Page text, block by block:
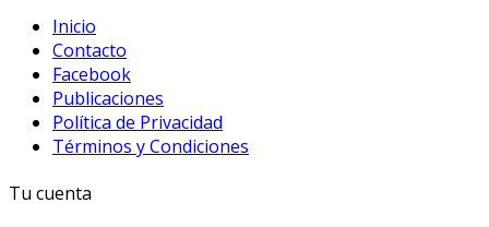
Inicio
Contacto
Facebook
Publicaciones
Política de Privacidad
Términos y Condiciones
Tu cuenta